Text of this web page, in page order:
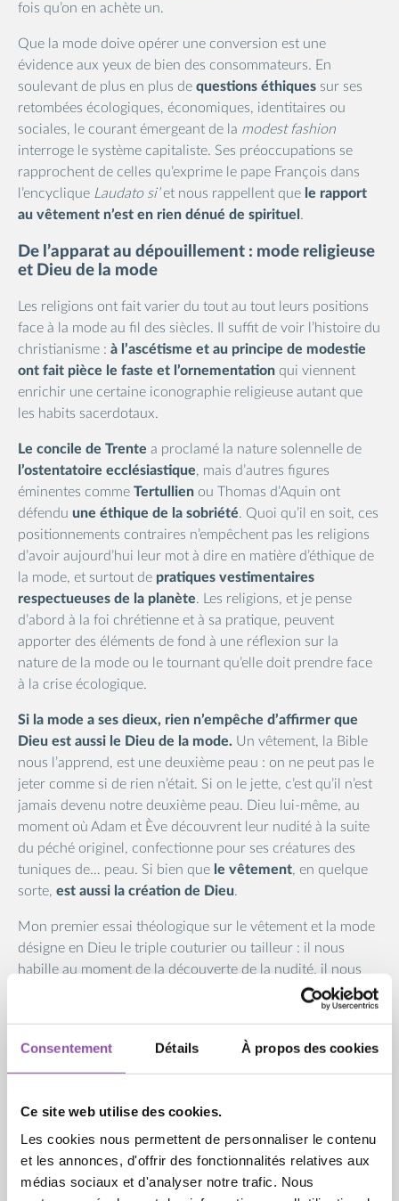
Consentement Détails À propos des cookies
Ce site web utilise des cookies.
Les cookies nous permettent de personnaliser le contenu
et les annonces, d'offrir des fonctionnalités relatives aux
médias sociaux et d'analyser notre trafic. Nous
fois qu’on en achète un.
Que la mode doive opérer une conversion est une
évidence aux yeux de bien des consommateurs. En
soulevant de plus en plus de questions éthiques sur ses
retombées écologiques, économiques, identitaires ou
sociales, le courant émergeant de la modest fashion
interroge le système capitaliste. Ses préoccupations se
rapprochent de celles qu’exprime le pape François dans
l’encyclique Laudato si’et nous rappellent que le rapport
au vêtement n’est en rien dénué de spirituel .
De l’apparat au dépouillement : mode religieuse
et Dieu de la mode
Les religions ont fait varier du tout au tout leurs positions
face à la mode au fil des siècles. Il suffit de voir l’histoire du
christianisme : à l’ascétisme et au principe de modestie
ont fait pièce le faste et l’ornementation qui viennent
enrichir une certaine iconographie religieuse autant que
les habits sacerdotaux.
Le concile de Trente a proclamé la nature solennelle de
l’ostentatoire ecclésiastique, mais d’autres figures
éminentes comme Tertullien ou Thomas d’Aquin ont
défendu une éthique de la sobriété. Quoi qu’il en soit, ces
positionnements contraires n’empêchent pas les religions
d’avoir aujourd’hui leur mot à dire en matière d’éthique de
la mode, et surtout de pratiques vestimentaires
respectueuses de la planète. Les religions, et je pense
d’abord à la foi chrétienne et à sa pratique, peuvent
apporter des éléments de fond à une réflexion sur la
nature de la mode ou le tournant qu’elle doit prendre face
à la crise écologique.
Si la mode a ses dieux, rien n’empêche d’affirmer que
Dieu est aussi le Dieu de la mode. Un vêtement, la Bible
nous l’apprend, est une deuxième peau : on ne peut pas le
jeter comme si de rien n’était. Si on le jette, c’est qu’il n’est
jamais devenu notre deuxième peau. Dieu lui-même, au
moment où Adam et Ève découvrent leur nudité à la suite
du péché originel, confectionne pour ses créatures des
tuniques de… peau. Si bien que le vêtement, en quelque
sorte, est aussi la création de Dieu.
Mon premier essai théologique sur le vêtement et la mode
désigne en Dieu le triple couturier ou tailleur : il nous
habille au moment de la découverte de la nudité, il nous
refait un vêtement à notre baptême et pour finir nous
taillera sur mesure le vêtement de noces des élus de
quoi réfléchir à ce qu’est devenu notre rapport au
vêtement et à la mode dans le système consumériste.
L’émergence d’une mode plus humble
modest fashion
somme la mode de se
Une conversion dont la nécessité est évidente
aux yeux de bien des consommateurs, surtout parmi les